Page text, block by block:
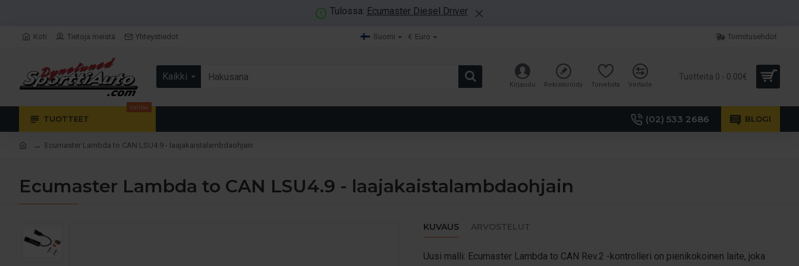
Tulossa: Ecumaster Diesel Driver
Koti Tietoja meistä Yhteystiedot Suomi € Euro Toimitusehdot
Kaikki
Kirjaudu Rekisteröidy Toivelista Vertaile
Tuotteita 0 - 0.00€
TUOTTEET
Valitse
(02) 533 2686 BLOGI
Ecumaster Lambda to CAN LSU4.9 - laajakaistalambdaohjain
Ecumaster Lambda to CAN LSU4.9 - laajakaistalambdaohjain
KUVAUS ARVOSTELUT
Uusi malli: Ecumaster Lambda to CAN Rev.2 -kontrolleri on pienikokoinen laite, joka